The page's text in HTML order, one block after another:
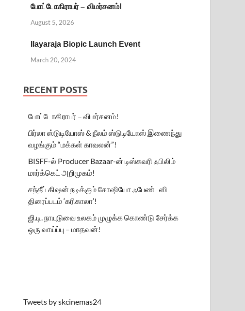
போட்டோகிராபர் – விமர்சனம்!
August 5, 2026
Ilayaraja Biopic Launch Event
March 20, 2024
RECENT POSTS
போட்டோகிராபர் – விமர்சனம்!
பிர்லா ஸ்டுடியோஸ் & நீலம் ஸ்டுடியோஸ் இணைந்து
வழங்கும் “மக்கள் காவலன்”!
BISFF-ல் Producer Bazaar-ன் டிஸ்கவரி ஃபிலிம்
மார்க்கெட் அறிமுகம்!
சந்தீப் கிஷன் நடிக்கும் சோஷியோ ஃபேண்டஸி
திரைப்படம் ‘கரிகாலா’!
ஜி.டி. நாயுடுவை உலகம் முழுக்க கொண்டு சேர்க்க
ஒரு வாய்ப்பு – மாதவன்!
Tweets by skcinemas24